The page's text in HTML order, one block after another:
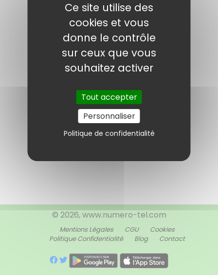
Ce site utilise des
cookies et vous
donne le contrôle
sur ceux que vous
souhaitez activer
Tout accepter
Personnaliser
Politique de confidentialité
© 2026, www.numero-tel.com
Mentions Légales CGU
Cookies
Politique Confidentialité
Blog Contact